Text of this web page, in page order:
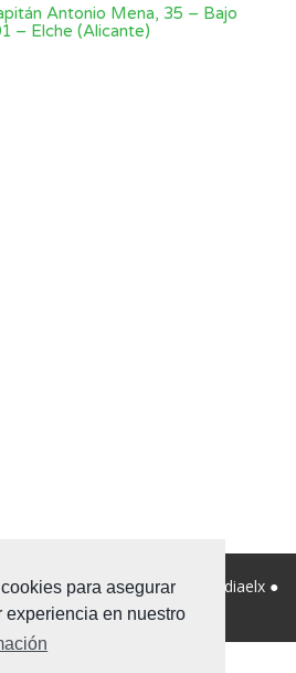
para asegurar
experiencia en nuestro
Antonio Mena, 35 – Bajo
– Elche (Alicante)
Inmobiliarios ● Diseño: Mediaelx ●
Privacidad● Mapa Web